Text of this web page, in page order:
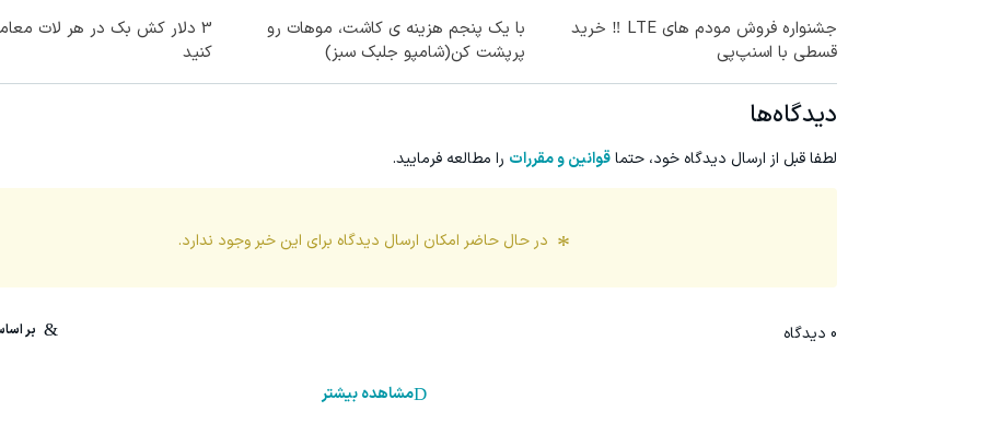
جشنواره فروش مودم های LTE ‼️ خرید
قسطی با اسنپ‌پی
با یک پنجم هزینه ی کاشت، موهات رو
پرپشت کن(شامپو جلبک سبز)
3 دلار کش بک در هر لات
کنید
دیدگاه‌ها
لطفا قبل از ارسال دیدگاه خود، حتماقوانین و مقررات را مطالعه فرمایید.
در حال حاضر امکان ارسال دیدگاه برای این خبر وجود ندارد.
0 دیدگاه
مشاهده بیشتر